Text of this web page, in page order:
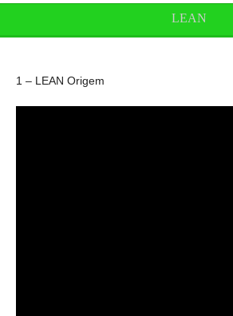
LEAN
1 – LEAN Origem